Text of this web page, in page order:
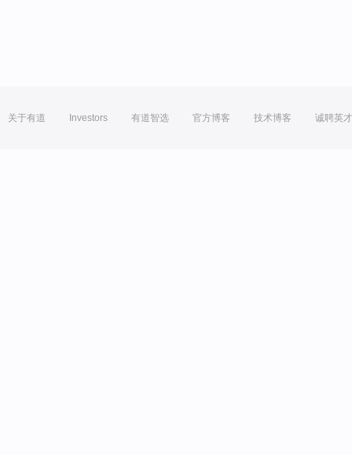
关于有道 Investors 有道智选 官方博客 技术博客 诚聘英才